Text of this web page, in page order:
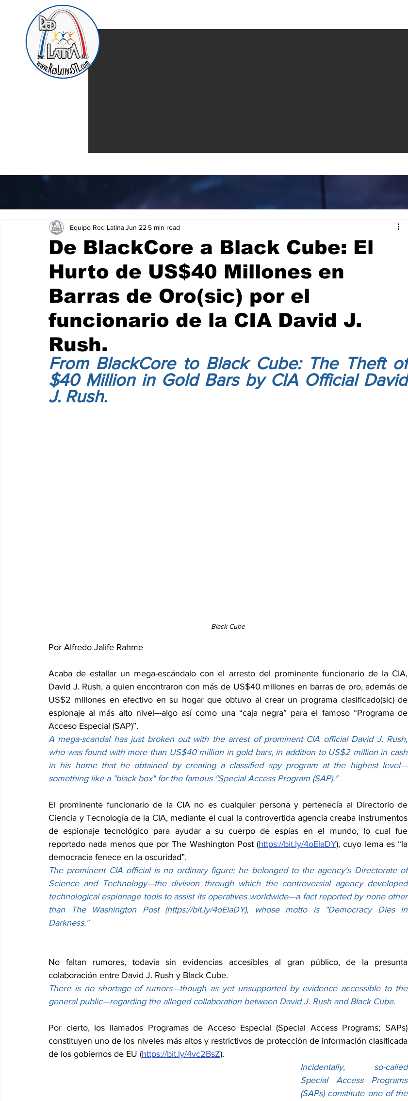
De BlackCore a Black Cube: El
Hurto de US$40 Millones en
Barras de Oro(sic) por el
funcionario de la CIA David J.
Rush.
Equipo Red LatinaJun 22 5 min read
From BlackCore to Black Cube: The Theft of
$40 Million in Gold Bars by CIA Official David
J. Rush.
Black Cube
Por Alfredo Jalife Rahme
Acaba de estallar un mega-escándalo con el arresto del prominente funcionario de la CIA,
David J. Rush, a quien encontraron con más de US$40 millones en barras de oro, además de
US$2 millones en efectivo en su hogar que obtuvo al crear un programa clasificado(sic) de
espionaje al más alto nivel---algo así como una “caja negra” para el famoso “Programa de
Acceso Especial (SAP)”.
A mega-scandal has just broken out with the arrest of prominent CIA official David J. Rush,
who was found with more than US$40 million in gold bars, in addition to US$2 million in cash
in his home that he obtained by creating a classified spy program at the highest level---
something like a "black box" for the famous "Special Access Program (SAP)."
El prominente funcionario de la CIA no es cualquier persona y pertenecía al Directorio de
Ciencia y Tecnología de la CIA, mediante el cual la controvertida agencia creaba instrumentos
de espionaje tecnológico para ayudar a su cuerpo de espías en el mundo, lo cual fue
reportado nada menos que por The Washington Post (https://bit.ly/4oElaDY), cuyo lema es “la
democracia fenece en la oscuridad”.
The prominent CIA official is no ordinary figure; he belonged to the agency's Directorate of
Science and Technology—the division through which the controversial agency developed
technological espionage tools to assist its operatives worldwide—a fact reported by none other
than The Washington Post (https://bit.ly/4oElaDY), whose motto is "Democracy Dies in
Darkness."
No faltan rumores, todavía sin evidencias accesibles al gran público, de la presunta
colaboración entre David J. Rush y Black Cube.
There is no shortage of rumors—though as yet unsupported by evidence accessible to the
general public—regarding the alleged collaboration between David J. Rush and Black Cube.
Por cierto, los llamados Programas de Acceso Especial (Special Access Programs; SAPs)
constituyen uno de los niveles más altos y restrictivos de protección de información clasificada
de los gobiernos de EU (https://bit.ly/4vc2BsZ).
Incidentally, so-called
Special Access Programs
(SAPs) constitute one of the